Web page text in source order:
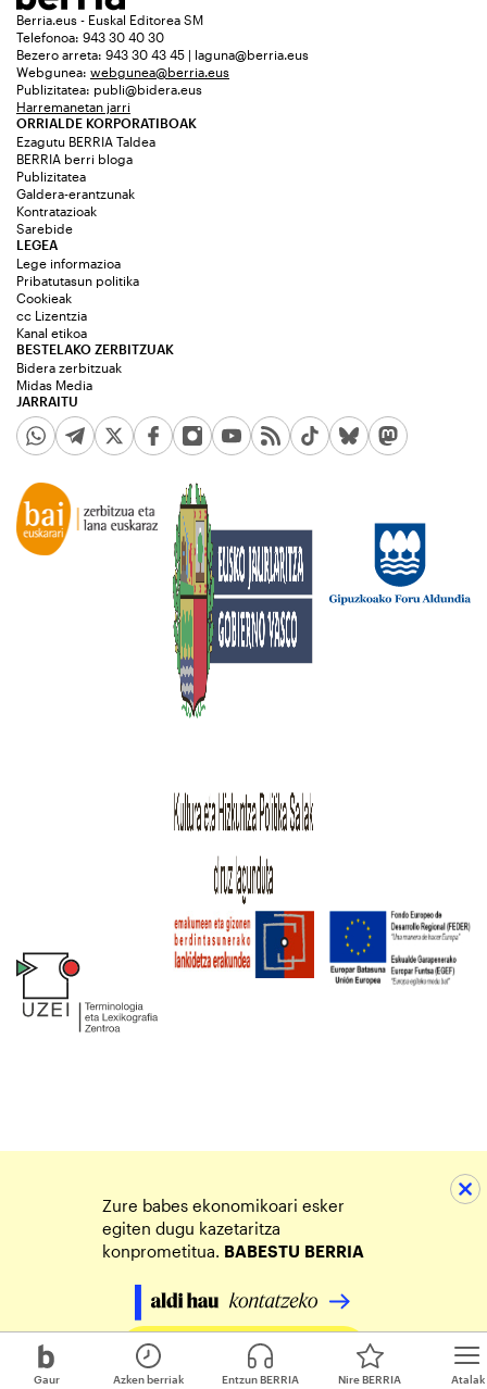
Gaur Atalak
Azken berriak Entzun BERRIA Nire BERRIA
Berria.eus - Euskal Editorea SM
Telefonoa: 943 30 40 30
Bezero arreta: 943 30 43 45 | laguna@berria.eus
Webgunea: webgunea@berria.eus
Publizitatea: publi@bidera.eus
Harremanetan jarri
ORRIALDE KORPORATIBOAK
Ezagutu BERRIA Taldea
BERRIA berri bloga
Publizitatea
Galdera-erantzunak
Kontratazioak
Sarebide
JARRAITU
LEGEA
Lege informazioa
Pribatutasun politika
Cookieak
cc Lizentzia
Kanal etikoa
BESTELAKO ZERBITZUAK
Bidera zerbitzuak
Midas Media
Zure babes ekonomikoari esker
egiten dugu kazetaritza
konprometitua. BABESTU BERRIA
Egin zure ekarpena